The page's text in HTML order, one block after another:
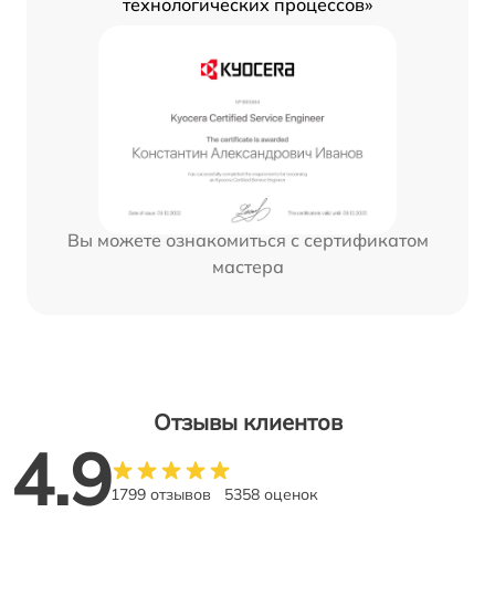
Вы можете ознакомиться с сертификатом
мастера
Отзывы клиентов
4.91799 отзывов 5358 оценок